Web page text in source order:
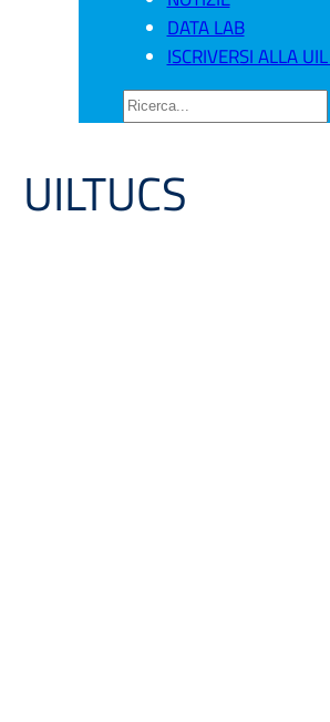
DATA LAB
ISCRIVERSI ALLA
CERCA
UILTUCS